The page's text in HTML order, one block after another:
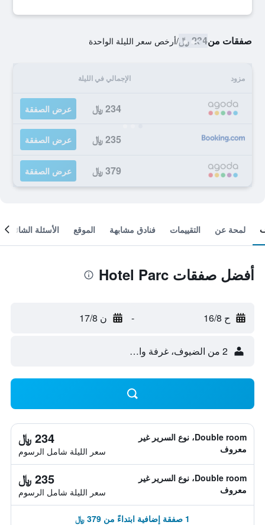
صفقات من234 ﷼ /أرخص سعر الليلة الواحدة
مزود الإجمالي في الليلة
234 ﷼ عرض الصفقة
235 ﷼ عرض الصفقة
379 ﷼ عرض الصفقة
لمحة عن التقييمات فنادق مشابهة الموقع الأسئلة الشائعة
أفضل صفقات Hotel Parc
ح 16/8 - ن 17/8
2 من الضيوف، غرفة واحدة
Double room، نوع السرير غير
معروف
234 ﷼
سعر الليلة شامل الرسوم
Double room، نوع السرير غير
معروف
235 ﷼
سعر الليلة شامل الرسوم
1 صفقة إضافية ابتداءً من 379 ﷼